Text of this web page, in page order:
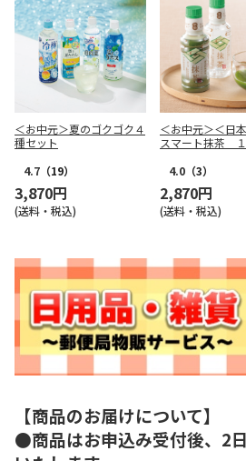
＜お中元＞夏のゴクゴク４
種セット
4.7 （19）
3,870円
(送料・税込)
＜お中元＞＜日
スマート抹茶
4.0 （3）
2,870円
(送料・税込)
【商品のお届けについて】
●商品はお申込み受付後、2